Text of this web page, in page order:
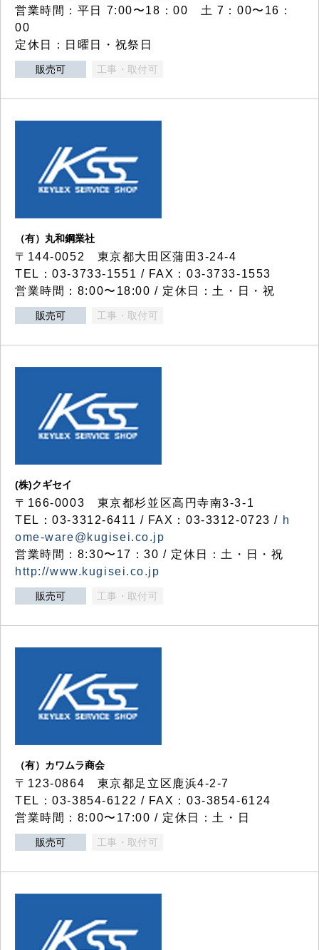
営業時間：平日 7:00〜18：00 土 7：00〜16：
00
定休日：日曜日・祝祭日
販売可 工事・取付可
（有）丸和鋼業社
〒144-0052 東京都大田区蒲田3-24-4
TEL：03-3733-1551 / FAX：03-3733-1553
営業時間：8:00〜18:00 / 定休日：土・日・祝
販売可 工事・取付可
(株)クギセイ
〒166-0003 東京都杉並区高円寺南3-3-1
TEL：03-3312-6411 / FAX：03-3312-0723 / h
ome-ware@kugisei.co.jp
営業時間：8:30〜17：30 / 定休日：土・日・祝
http://www.kugisei.co.jp
販売可 工事・取付可
（有）カワムラ商会
〒123-0864 東京都足立区鹿浜4-2-7
TEL：03-3854-6122 / FAX：03-3854-6124
営業時間：8:00〜17:00 / 定休日：土・日
販売可 工事・取付可